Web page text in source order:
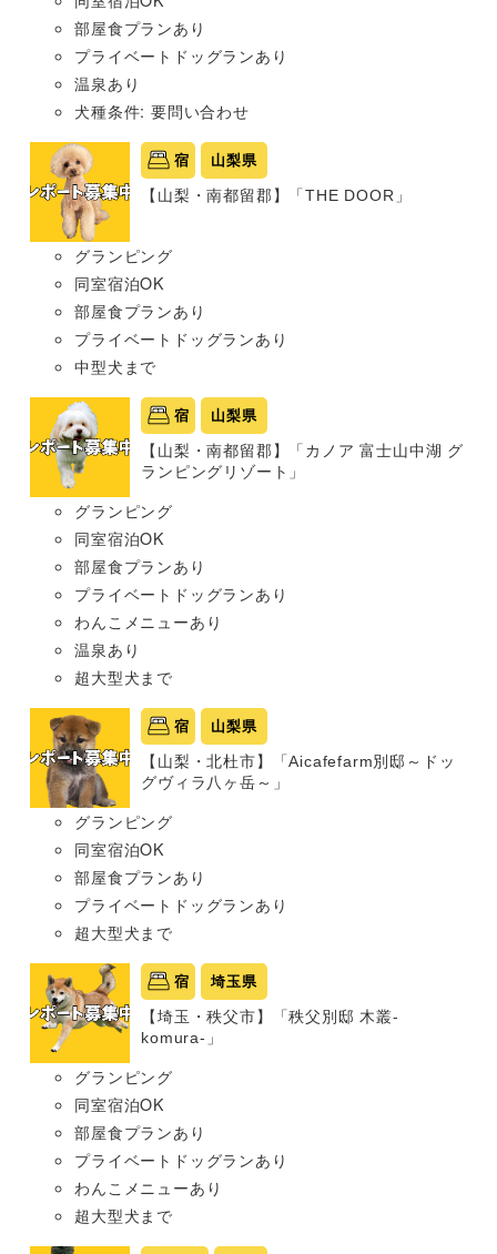
部屋食プランあり
プライベートドッグランあり
温泉あり
犬種条件: 要問い合わせ
宿 山梨県
【山梨・南都留郡】「THE DOOR」
グランピング
同室宿泊OK
部屋食プランあり
プライベートドッグランあり
中型犬まで
宿 山梨県
【山梨・南都留郡】「カノア 富士山中湖 グ
ランピングリゾート」
グランピング
同室宿泊OK
部屋食プランあり
プライベートドッグランあり
わんこメニューあり
温泉あり
超大型犬まで
宿 山梨県
【山梨・北杜市】「Aicafefarm別邸～ドッ
グヴィラ八ヶ岳～」
グランピング
同室宿泊OK
部屋食プランあり
プライベートドッグランあり
超大型犬まで
宿 埼玉県
【埼玉・秩父市】「秩父別邸 木叢-
komura-」
グランピング
同室宿泊OK
部屋食プランあり
プライベートドッグランあり
わんこメニューあり
超大型犬まで